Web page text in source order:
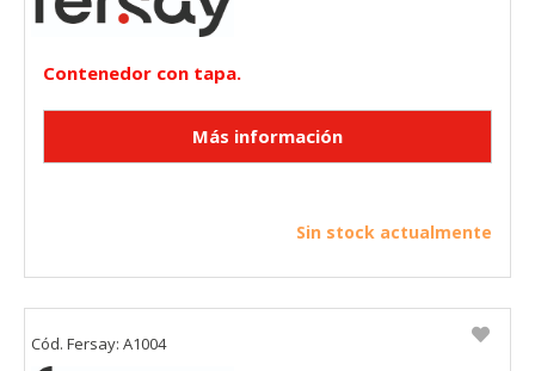
Contenedor con tapa.
Sin stock actualmente
Cód. Fersay: A1004